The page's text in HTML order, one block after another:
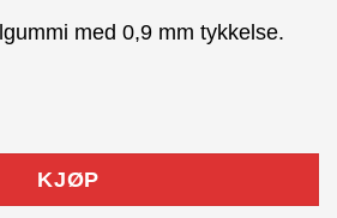
med 0,9 mm tykkelse.
KJØP